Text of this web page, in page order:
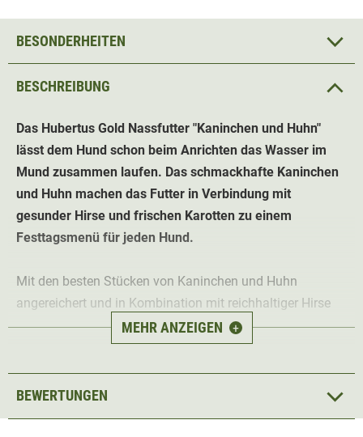
BESCHREIBUNG
Das Hubertus Gold Nassfutter "Kaninchen und Huhn"
lässt dem Hund schon beim Anrichten das Wasser im
Mund zusammen laufen. Das schmackhafte Kaninchen
und Huhn machen das Futter in Verbindung mit
gesunder Hirse und frischen Karotten zu einem
Festtagsmenü für jeden Hund.
Mit den besten Stücken von Kaninchen und Huhn
angereichert und in Kombination mit reichhaltiger Hirse
und leckeren Karotten wird der Jagdhund innerhalb und
außerhalb der Jagdzeit bestens mit allen wichtigen
und glänzendes Fell sorgt das Leinöl im Futter. (Inhalt 6x
MEHR ANZEIGEN +
BESONDERHEITEN
BEWERTUNGEN